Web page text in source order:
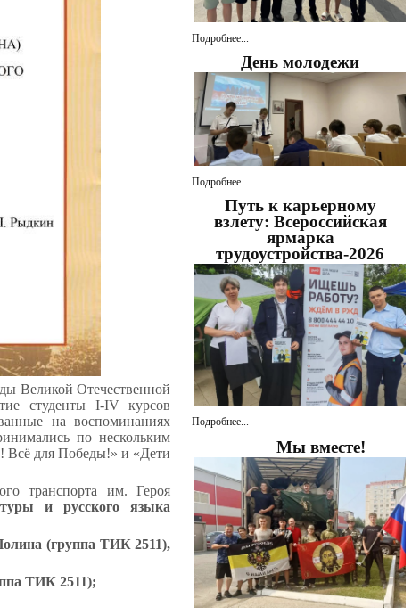
Великой Отечественной
студенты I-IVкурсов
на воспоминаниях
по нескольким
Всё для Победы!» и «Дети
транспорта им. Героя
и русского языка
(группа ТИК 2511),
ТИК 2511);
Подробнее...
День молодежи
Подробнее...
Путь к карьерному
взлету: Всероссийская
ярмарка
трудоустройства-2026
Подробнее...
Мы вместе!